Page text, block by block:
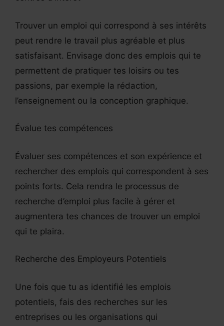
Trouver un emploi qui correspond à ses intérêts
peut rendre le travail plus agréable et plus
satisfaisant. Envisage donc des emplois qui te
permettent de pratiquer tes loisirs ou tes
passions, par exemple la rédaction,
l’enseignement ou la conception graphique.
Évalue tes compétences
Évaluer ses compétences et son expérience et
rechercher des emplois qui correspondent à ses
points forts. Cela rendra le processus de
recherche d’emploi plus facile à gérer et
augmentera tes chances de trouver un emploi
qui te plaira.
Recherche des Employeurs Potentiels
Une fois que tu as identifié les emplois
potentiels, fais des recherches sur les
entreprises ou les organisations qui